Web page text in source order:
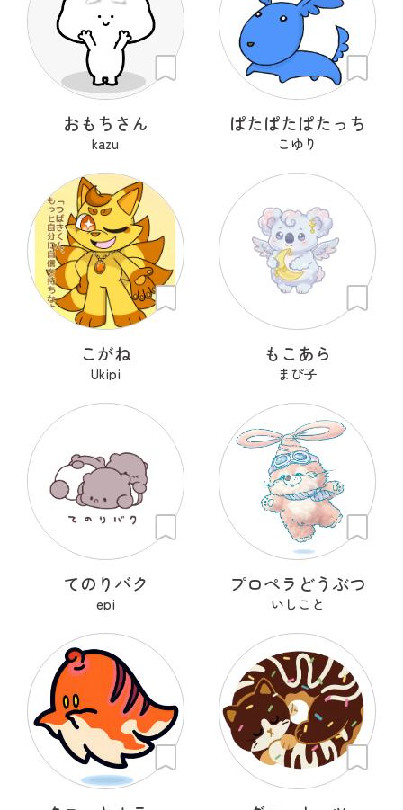
おもちさん
kazu
ぱたぱたぱたっち
こゆり
こがね
Ukipi
もこあら
まぴ子
てのりバク
epi
プロペラどうぶつ
いしこと